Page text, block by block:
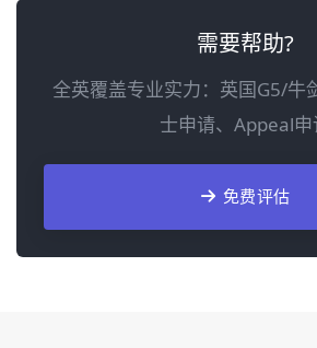
需要帮助?
全英覆盖专业实力：英国G5/牛
士申请、Appeal申
免费评估